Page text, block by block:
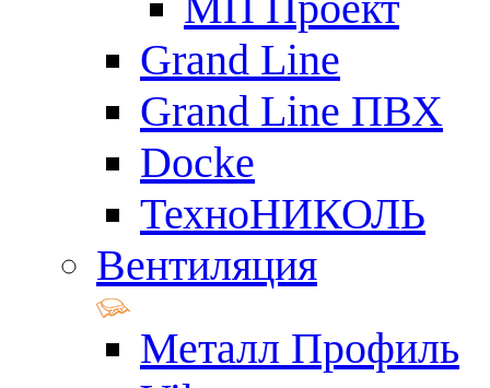
Grand Line
Grand Line ПВХ
Docke
ТехноНИКОЛЬ
Вентиляция
Металл Профиль